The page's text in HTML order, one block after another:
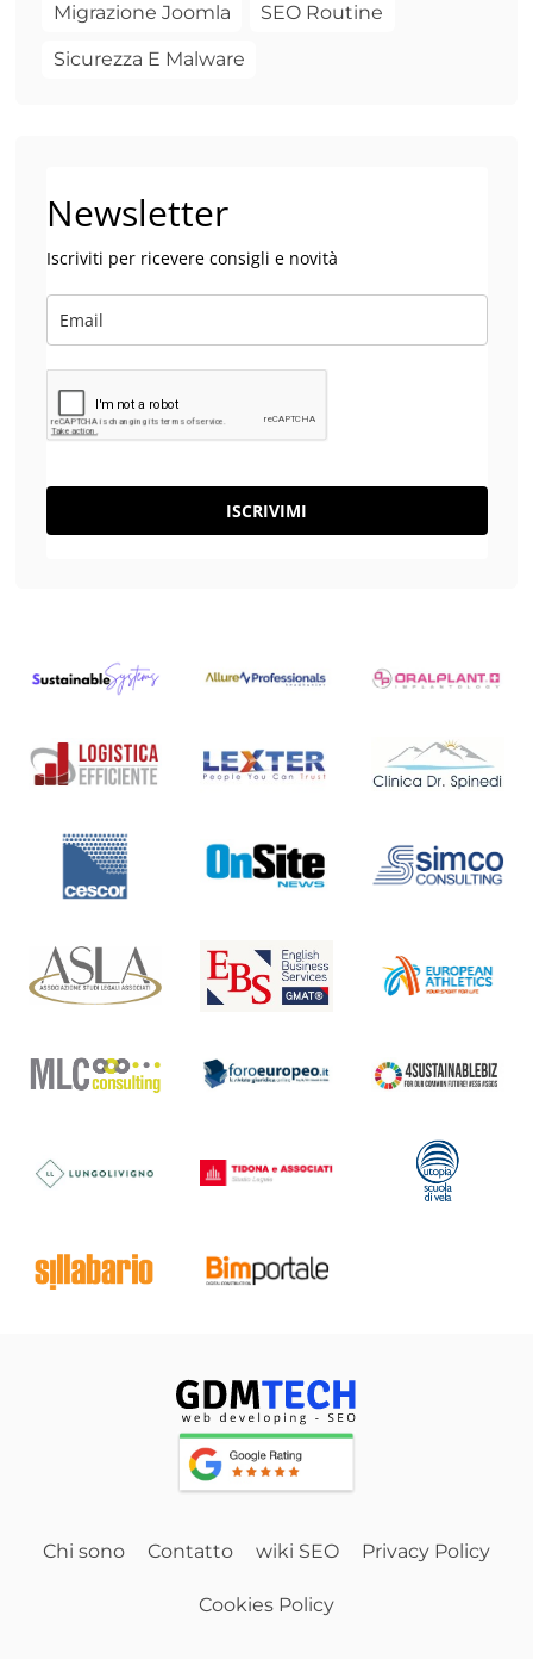
Migrazione Joomla SEO Routine
Sicurezza E Malware
Newsletter
Iscriviti per ricevere consigli e novità
ISCRIVIMI
Chi sono Contatto wiki SEO Privacy Policy
Cookies Policy